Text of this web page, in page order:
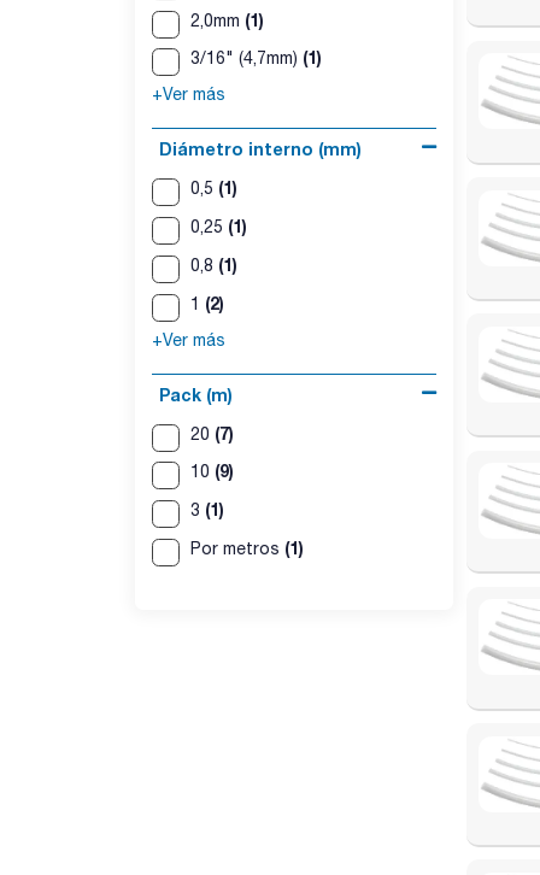
2,0mm (1)
3/16" (4,7mm) (1)
+Ver más
Diámetro interno (mm)
0,5 (1)
0,25 (1)
0,8 (1)
1 (2)
+Ver más
Pack (m)
20 (7)
10 (9)
3 (1)
Por metros (1)